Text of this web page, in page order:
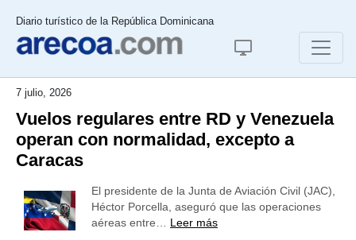
Diario turístico de la República Dominicana
7 julio, 2026
Vuelos regulares entre RD y Venezuela
operan con normalidad, excepto a
Caracas
El presidente de la Junta de Aviación Civil (JAC),
Héctor Porcella, aseguró que las operaciones
aéreas entre… Leer más